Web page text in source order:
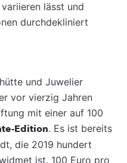
lässt und
durchdekliniert
und Juwelier
vor vierzig Jahren
mit einer auf 100
Edition. Es ist bereits
die 2019 hundert
ist. 100 Euro pro